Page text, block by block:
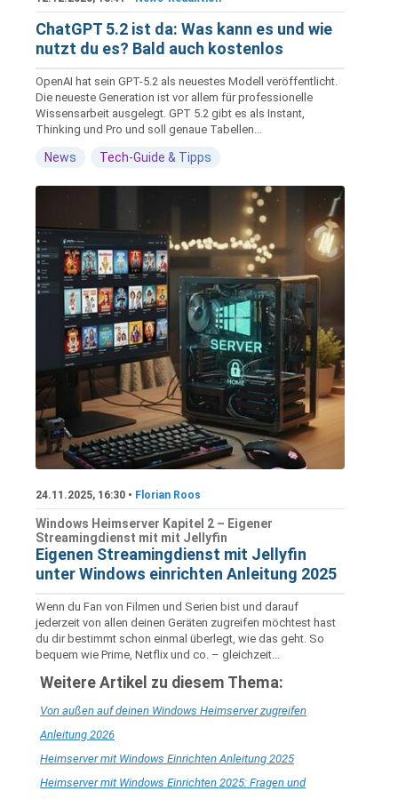
ChatGPT 5.2 ist da: Was kann es und wie
nutzt du es? Bald auch kostenlos
OpenAI hat sein GPT-5.2 als neuestes Modell veröffentlicht.
Die neueste Generation ist vor allem für professionelle
Wissensarbeit ausgelegt. GPT 5.2 gibt es als Instant,
Thinking und Pro und soll genaue Tabellen...
News Tech-Guide & Tipps
24.11.2025, 16:30 • Florian Roos
Windows Heimserver Kapitel 2 – Eigener
Streamingdienst mit mit Jellyfin
Eigenen Streamingdienst mit Jellyfin
unter Windows einrichten Anleitung 2025
Wenn du Fan von Filmen und Serien bist und darauf
jederzeit von allen deinen Geräten zugreifen möchtest hast
du dir bestimmt schon einmal überlegt, wie das geht. So
bequem wie Prime, Netflix und co. – gleichzeit...
Weitere Artikel zu diesem Thema:
Von außen auf deinen Windows Heimserver zugreifen
Anleitung 2026
Heimserver mit Windows Einrichten Anleitung 2025
Heimserver mit Windows Einrichten 2025: Fragen und